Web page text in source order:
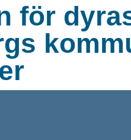
för